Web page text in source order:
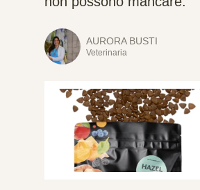
AURORA BUSTI
Veterinaria